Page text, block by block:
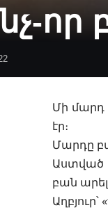
Մի մարդ
էր։
Մարդը
Աստված
բան արել
Աղբյուր՝